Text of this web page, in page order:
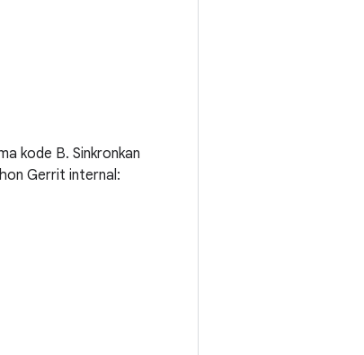
kode B. Sinkronkan
Gerrit internal: